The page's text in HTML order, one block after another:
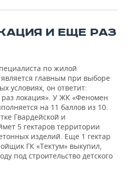
И ЕЩЕ РАЗ
по жилой
главным при выборе
условиях, он ответит:
локация». У ЖК «Феномен
на 11 баллов из 10.
Гвардейской и
5 гектаров территории
изделий. Еще 1 гектар
ГК «Тектум» выкупил,
под строительство детского